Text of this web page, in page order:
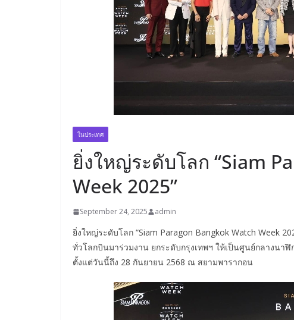
ในประเทศ
ยิ่งใหญ่ระดับโลก “Siam
Week 2025”
September 24, 2025 admin
ยิ่งใหญ่ระดับโลก “Siam Paragon Bangkok Watch Week
ทั่วโลกบินมาร่วมงาน ยกระดับกรุงเทพฯ ให้เป็นศูนย์กลางนา
ตั้งแต่วันนี้ถึง 28 กันยายน 2568 ณ สยามพารากอน